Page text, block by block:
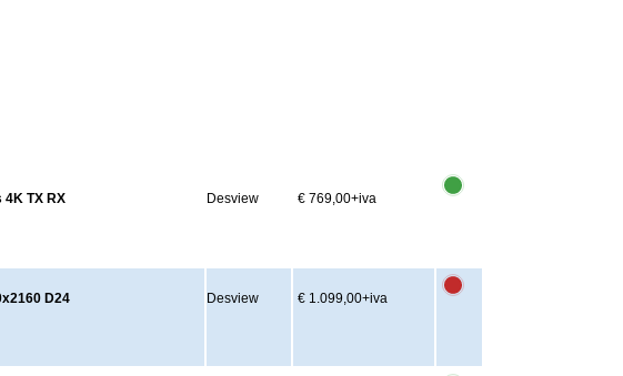
TX RX Desview € 769,00+iva
D24 Desview € 1.099,00+iva